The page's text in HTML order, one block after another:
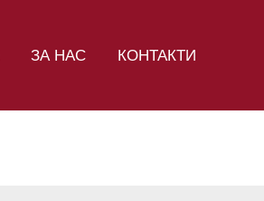
ЗА НАС КОНТАКТИ